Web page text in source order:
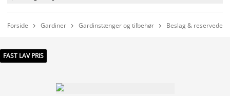
Forside  Gardiner  Gardinstænger og tilbehør  Beslag &
FAST LAV PRIS